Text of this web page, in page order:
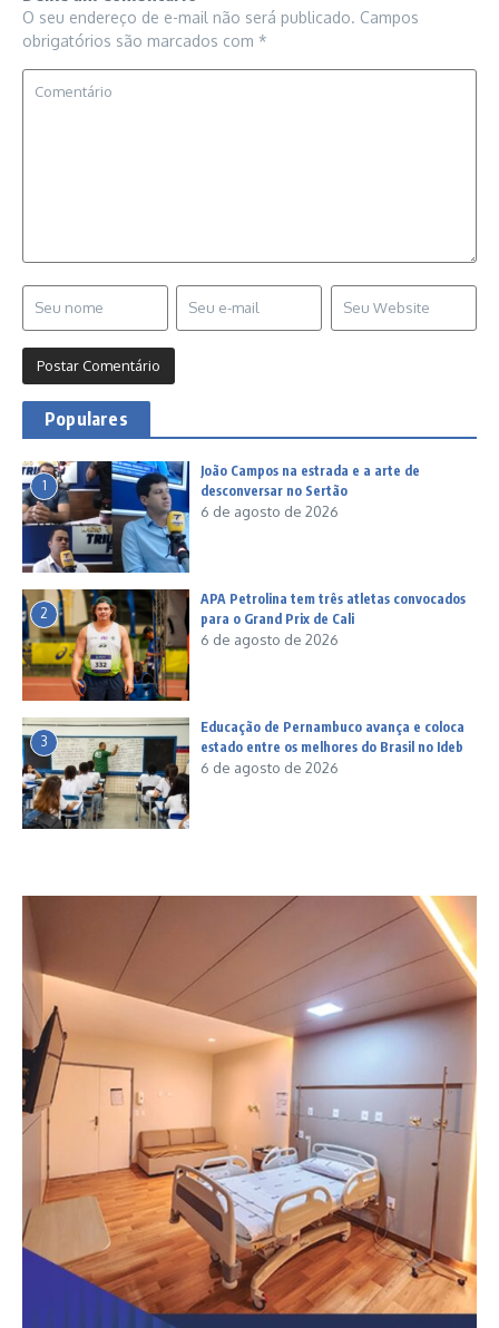
O seu endereço de e-mail não será publicado. Campos
obrigatórios são marcados com *
Populares
1
João Campos na estrada e a arte de
desconversar no Sertão
6 de agosto de 2026
2
APA Petrolina tem três atletas convocados
para o Grand Prix de Cali
6 de agosto de 2026
3
Educação de Pernambuco avança e coloca
estado entre os melhores do Brasil no Ideb
6 de agosto de 2026